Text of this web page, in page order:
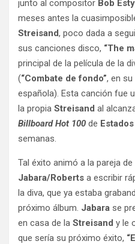
junto al compositor Bob Esty
meses antes la
Streisand, poco dada a
sus canciones disco, “The
principal de la película de la
(“Combate de fondo”, en
española). Esta canción fue
la propia Streisand al
Billboard Hot 100 de
semanas.
Tal éxito animó a la pareja
Jabara/Roberts a escribir
la diva, que ya estaba
próximo álbum. Jabara se
en casa de la Streisand y le
que sería su próximo éxito,